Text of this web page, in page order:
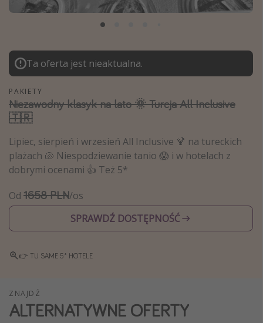
Albania
Polska
Malediwy
Azja Południowo-Wschodnia
Tajlandia
Wszystkie kierunki
Rodzaj wyjazdu
Wakacje All Inclusive
Wakacje do 1000 PLN
Noclegi z prywatnym jacuzzi w pokoju/na tarasie
City Break
Hotele SPA i wellness
Ta oferta jest nieaktualna.
PAKIETY
Niezawodny klasyk na lato 🌞 Turcja All Inclusive
🇹🇷
Lipiec, sierpień i wrzesień All Inclusive 🍹 na tureckich
plażach 🐚 Niespodziewanie tanio 😱 i w hotelach z
dobrymi ocenami 👍 Też 5*
Od 1658 PLN/os
SPRAWDŹ DOSTĘPNOŚĆ
👉 TU SAME 5* HOTELE
ZNAJDŹ
ALTERNATYWNE OFERTY